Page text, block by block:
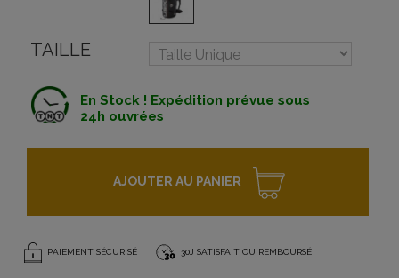
TAILLE
En Stock ! Expédition prévue sous
24h ouvrées
AJOUTER AU PANIER
PAIEMENT SÉCURISÉ 30J SATISFAIT OU REMBOURSÉ